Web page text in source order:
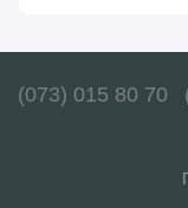
(073) 015 80 70